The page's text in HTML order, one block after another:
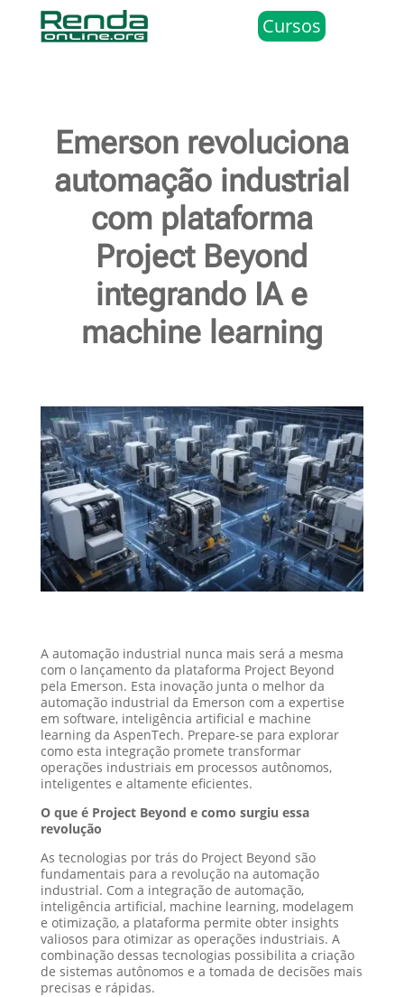
Cursos
Emerson revoluciona
automação industrial
com plataforma
Project Beyond
integrando IA e
machine learning
A automação industrial nunca mais será a mesma
com o lançamento da plataforma Project Beyond
pela Emerson. Esta inovação junta o melhor da
automação industrial da Emerson com a expertise
em software, inteligência artificial e machine
learning da AspenTech. Prepare-se para explorar
como esta integração promete transformar
operações industriais em processos autônomos,
inteligentes e altamente eficientes.
O que é Project Beyond e como surgiu essa
revolução
As tecnologias por trás do Project Beyond são
fundamentais para a revolução na automação
industrial. Com a integração de automação,
inteligência artificial, machine learning, modelagem
e otimização, a plataforma permite obter insights
valiosos para otimizar as operações industriais. A
combinação dessas tecnologias possibilita a criação
de sistemas autônomos e a tomada de decisões mais
precisas e rápidas.